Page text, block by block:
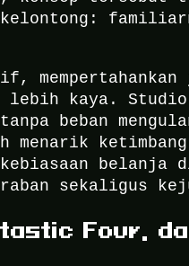
mempertahankan
kaya. Studio
beban
belanja
sekaligus
Four,